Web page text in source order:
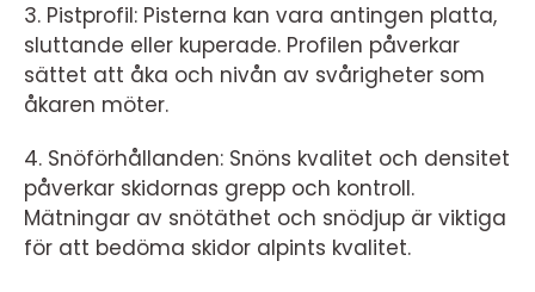
3. Pistprofil: Pisterna kan vara antingen platta,
sluttande eller kuperade. Profilen påverkar
sättet att åka och nivån av svårigheter som
åkaren möter.
4. Snöförhållanden: Snöns kvalitet och densitet
påverkar skidornas grepp och kontroll.
Mätningar av snötäthet och snödjup är viktiga
för att bedöma skidor alpints kvalitet.